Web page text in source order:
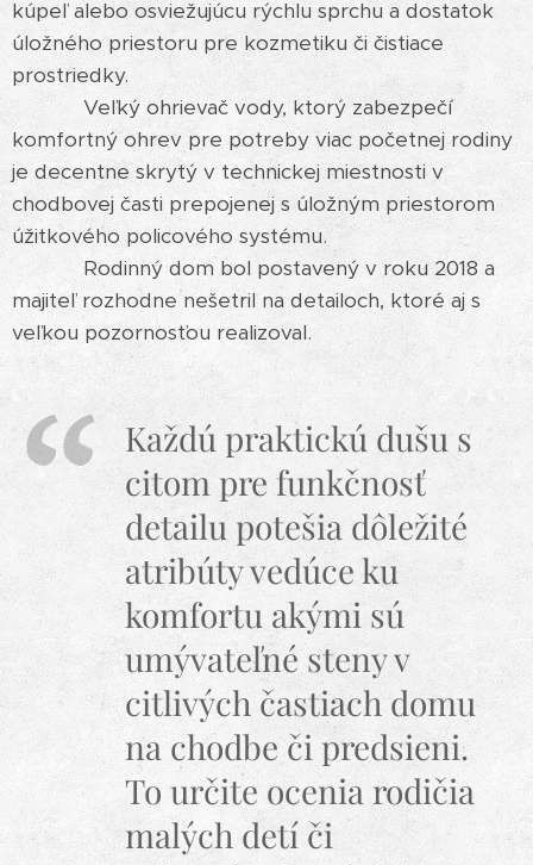
kúpeľ alebo osviežujúcu rýchlu sprchu a dostatok
úložného priestoru pre kozmetiku či čistiace
prostriedky.
Veľký ohrievač vody, ktorý zabezpečí
komfortný ohrev pre potreby viac početnej rodiny
je decentne skrytý v technickej miestnosti v
chodbovej časti prepojenej s úložným priestorom
úžitkového policového systému.
Rodinný dom bol postavený v roku 2018 a
majiteľ rozhodne nešetril na detailoch, ktoré aj s
veľkou pozornosťou realizoval.
Každú praktickú dušu s
citom pre funkčnosť
detailu potešia dôležité
atribúty vedúce ku
komfortu akými sú
umývateľné steny v
citlivých častiach domu
na chodbe či predsieni.
To určite ocenia rodičia
malých detí či